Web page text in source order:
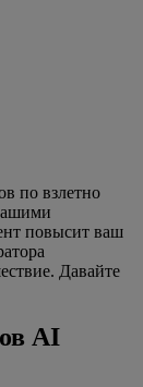
по взлетно
повысит ваш
Давайте
AI